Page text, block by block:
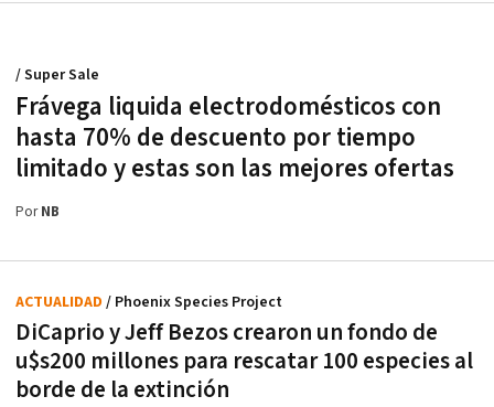
Frávega liquida electrodomésticos con
hasta 70% de descuento por tiempo
limitado y estas son las mejores ofertas
/ Super Sale
PorNB
DiCaprio y Jeff Bezos crearon un fondo de
u$s200 millones para rescatar 100 especies al
borde de la extinción
ACTUALIDAD / Phoenix Species Project